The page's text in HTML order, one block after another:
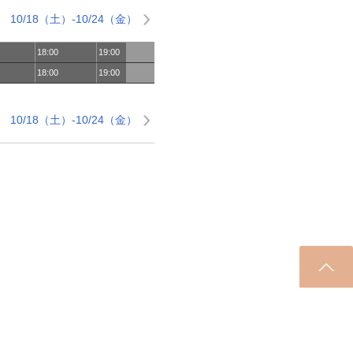
10/18（土）-10/24（金）
18:00 19:00
18:00 19:00
10/18（土）-10/24（金）